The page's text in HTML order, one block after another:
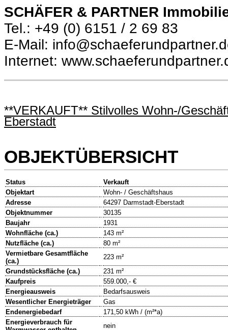
SCHÄFER & PARTNER
Tel.: +49 (0) 6151 / 2 69 83
E-Mail:
Internet:
**VERKAUFT** Stilvolles Wohn-/
Eberstadt
OBJEKTÜBERSICHT
Status
Verkauft
Objektart
Wohn- / Geschäftshaus
Adresse
64297 Darmstadt-Eberstadt
Objektnummer
30135
Baujahr
1931
Wohnfläche (ca.)
143 m²
Nutzfläche (ca.)
80 m²
Vermietbare Gesamtfläche
(ca.)
223 m²
Grundstücksfläche (ca.)
231 m²
Kaufpreis
559.000,- €
Energieausweis
Bedarfsausweis
Wesentlicher Energieträger
Gas
Endenergiebedarf
171,50 kWh / (m²*a)
Energieverbrauch für
nein